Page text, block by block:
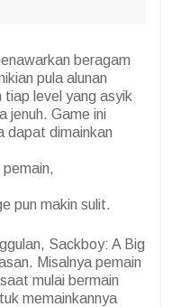
beragam
pula alunan
level yang asyik
jenuh. Game ini
dapat dimainkan
pun makin sulit.
Sackboy: A Big
Misalnya pemain
mulai bermain
memainkannya